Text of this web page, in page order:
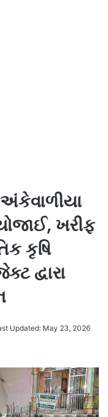
ખરીફ
કૃષિ
દ્વારા
Updated: May 23, 2026